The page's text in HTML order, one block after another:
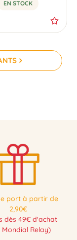
EN STOCK
port à partir de
2,90€
dès 49€ d'achat
Relay)